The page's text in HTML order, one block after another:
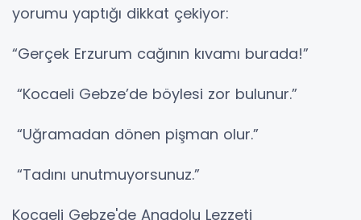
yorumu yaptığı dikkat çekiyor:
“Gerçek Erzurum cağının kıvamı burada!”
“Kocaeli Gebze’de böylesi zor bulunur.”
“Uğramadan dönen pişman olur.”
“Tadını unutmuyorsunuz.”
Kocaeli Gebze'de Anadolu Lezzeti